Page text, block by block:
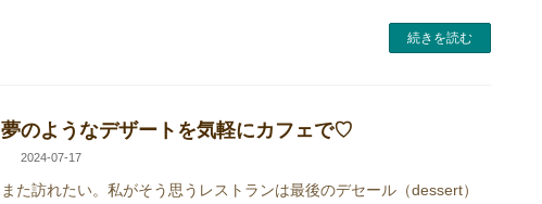
続きを読む
夢のようなデザートを気軽にカフェで♡
2024-07-17
また訪れたい。私がそう思うレストランは最後のデセール（dessert）